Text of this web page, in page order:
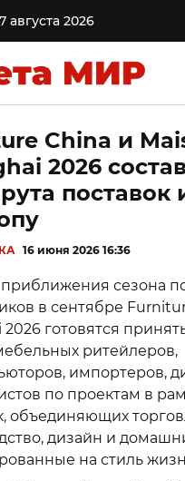
августа 2026
China и
2026
поставок
16 июня 2026 16:36
сезона
в сентябре
2026 готовятся
ритейлеров,
импортеров,
по проектам в
объединяющих
дизайн и
на стиль